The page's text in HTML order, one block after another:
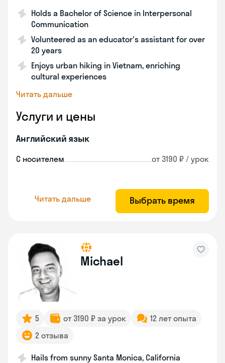
Holds a Bachelor of Science in Interpersonal
Communication
Volunteered as an educator's assistant for over
20 years
Enjoys urban hiking in Vietnam, enriching
cultural experiences
Читать дальше
Услуги и цены
Английский язык
С носителем от 3190 ₽ / урок
Читать дальше Выбрать время
Michael
5 от 3190 ₽ за урок
12 лет опыта
2 отзыва
Hails from sunny Santa Monica, California